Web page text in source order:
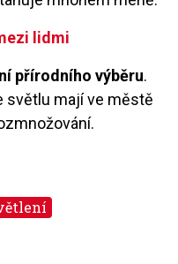
lidmi
přírodního výběru.
světlu mají ve městě